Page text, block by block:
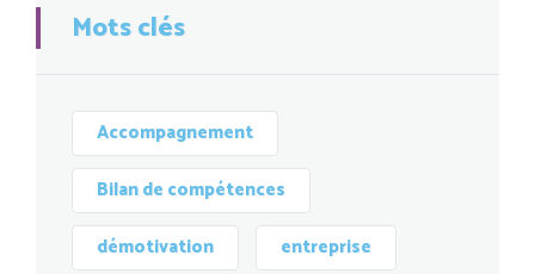
Mots clés
Accompagnement
Bilan de compétences
démotivation
entreprise